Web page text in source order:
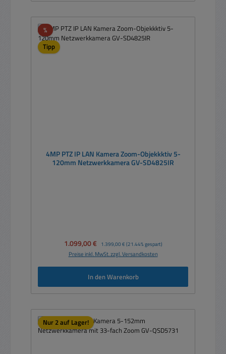
%Rabatt
Tipp
4MP PTZ IP LAN Kamera Zoom-Objekkktiv 5-
120mm Netzwerkkamera GV-SD4825IR
Verkaufspreis:
1.099,00 € Regulärer Preis:
1.399,00 € (21.44% gespart)
Preise inkl. MwSt. zzgl. Versandkosten
In den Warenkorb
Nur 2 auf Lager!